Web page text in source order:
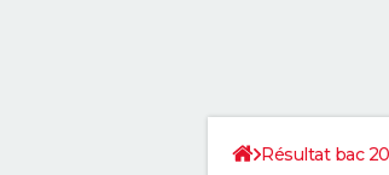
Résultat bac